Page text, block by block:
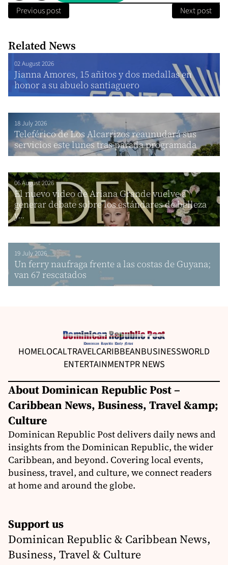
Previous post Next post
Related News
02 August 2026
Jianna Amores, 15 añitos y dos medallas en
honor a su abuelo santiaguero
18 July 2026
Teleférico de Los Alcarrizos reaunudará sus
servicios este lunes tras parada programada
06 August 2026
El nuevo video de Ariana Grande vuelve a
generar debate sobre los estándares de belleza
y...
19 July 2026
Un ferry naufraga frente a las costas de Guyana;
van 67 rescatados
HOMELOCALTRAVELCARIBBEANBUSINESSWORLD
ENTERTAINMENTPR NEWS
About Dominican Republic Post –
Caribbean News, Business, Travel &amp;
Culture
Dominican Republic Post delivers daily news and
insights from the Dominican Republic, the wider
Caribbean, and beyond. Covering local events,
business, travel, and culture, we connect readers
at home and around the globe.
Support us
Dominican Republic & Caribbean News,
Business, Travel & Culture